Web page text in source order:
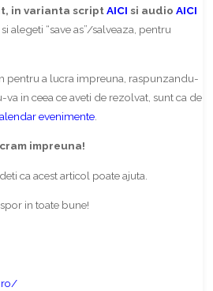
in varianta scriptAICI si audio AICI
alegeti “save as”/salveaza, pentru
pentru a lucra impreuna, raspunzandu-
in ceea ce aveti de rezolvat, sunt ca de
evenimente.
impreuna!
ca acest articol poate ajuta.
in toate bune!